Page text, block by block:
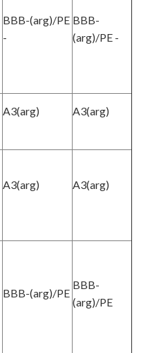
BBB-(arg)/PE
-
BBB-
(arg)/PE -
A3(arg) A3(arg)
A3(arg) A3(arg)
BBB-(arg)/PE
BBB-
(arg)/PE